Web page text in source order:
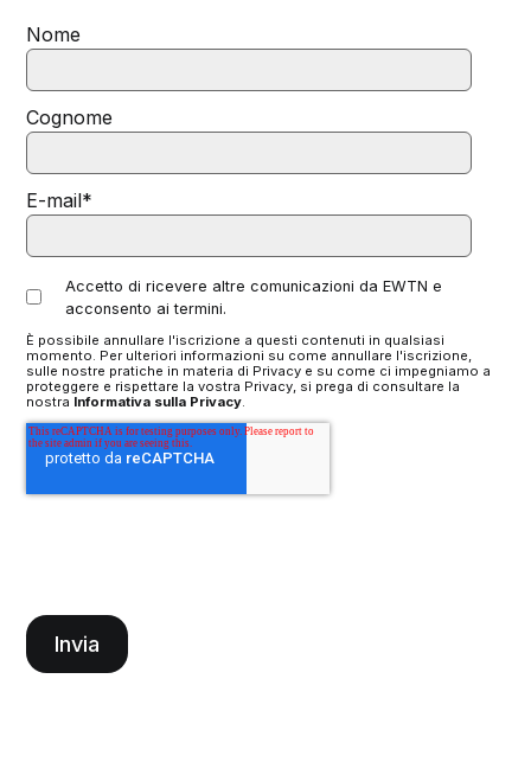
Nome
Cognome
E-mail*
Accetto di ricevere altre comunicazioni da EWTN e
acconsento ai termini.
È possibile annullare l'iscrizione a questi contenuti in qualsiasi
momento. Per ulteriori informazioni su come annullare l'iscrizione,
sulle nostre pratiche in materia di Privacy e su come ci impegniamo a
proteggere e rispettare la vostra Privacy, si prega di consultare la
nostra Informativa sulla Privacy.